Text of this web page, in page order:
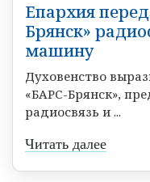
Епархия
Брянск»
машину
Духовенство
«БАРС-Брянск»,
радиосвязь и ...
Читать далее